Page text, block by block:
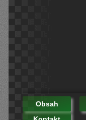
Obsah